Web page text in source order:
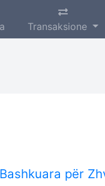
Transaksione
për